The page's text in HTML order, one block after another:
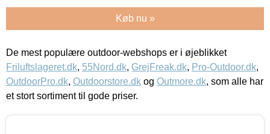
Køb nu »
De mest populære outdoor-webshops er i øjeblikket
Friluftslageret.dk, 55Nord.dk, GrejFreak.dk, Pro-Outdoor.dk,
OutdoorPro.dk, Outdoorstore.dk og Outmore.dk, som alle har
et stort sortiment til gode priser.